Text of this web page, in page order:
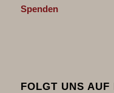
Spenden
FOLGT UNS AUF